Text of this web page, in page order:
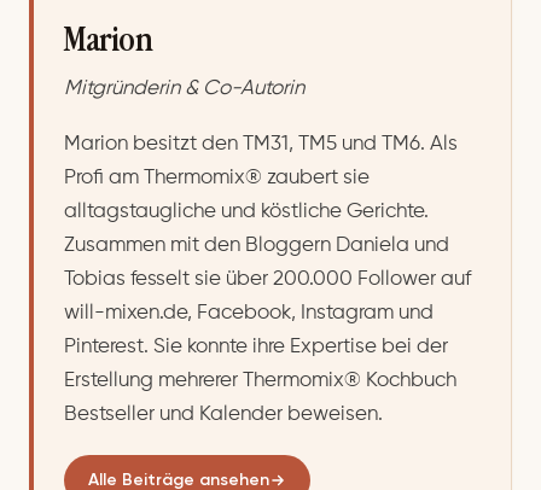
Marion
Mitgründerin & Co-Autorin
Marion besitzt den TM31, TM5 und TM6. Als
Profi am Thermomix® zaubert sie
alltagstaugliche und köstliche Gerichte.
Zusammen mit den Bloggern Daniela und
Tobias fesselt sie über 200.000 Follower auf
will-mixen.de, Facebook, Instagram und
Pinterest. Sie konnte ihre Expertise bei der
Erstellung mehrerer Thermomix® Kochbuch
Bestseller und Kalender beweisen.
Alle Beiträge ansehen